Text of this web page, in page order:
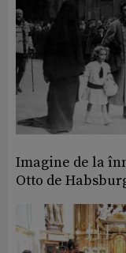
Imagine de la
Otto de